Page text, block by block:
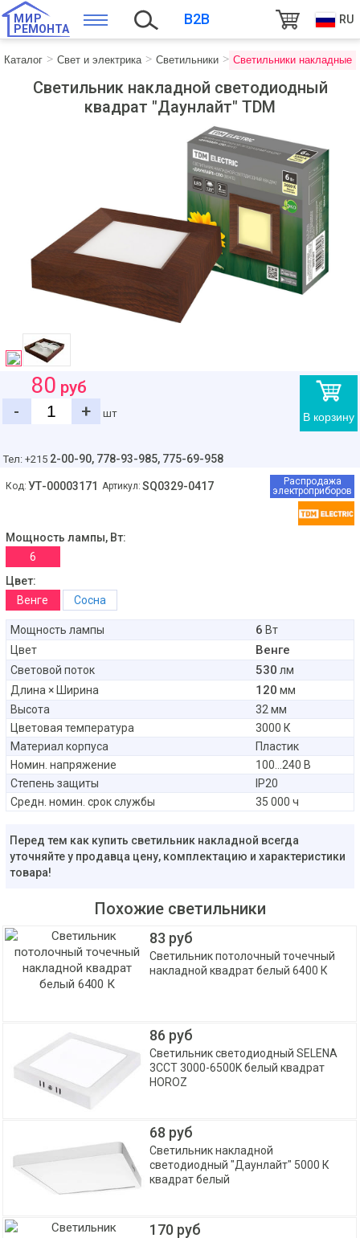
МИР
РЕМОНТА
B2B RU
Каталог Свет и электрика Светильники Светильники накладные
Светильник накладной светодиодный
квадрат "Даунлайт" TDM
В корзину
80 руб
-
+ шт
Тел: +215 2-00-90, 778-93-985, 775-69-958
Код: УТ-00003171 Артикул: SQ0329-0417
Распродажа
электроприборов
Мощность лампы, Вт:
6
Цвет:
Венге
Сосна
Мощность лампы 6 Вт
Цвет
Венге
Световой поток 530 лм
Длина × Ширина
120 мм
Высота
32 мм
Цветовая температура
3000 К
Материал корпуса
Пластик
Номин. напряжение
100...240 В
Степень защиты
IP20
Средн. номин. срок службы
35 000 ч
Перед тем как купить светильник накладной всегда
уточняйте у продавца цену, комплектацию и характеристики
товара!
Похожие светильники
83 руб
Светильник потолочный точечный
накладной квадрат белый 6400 К
86 руб
Светильник светодиодный SELENA
3CCT 3000-6500K белый квадрат
HOROZ
68 руб
Светильник накладной
светодиодный "Даунлайт" 5000 К
квадрат белый
170 руб